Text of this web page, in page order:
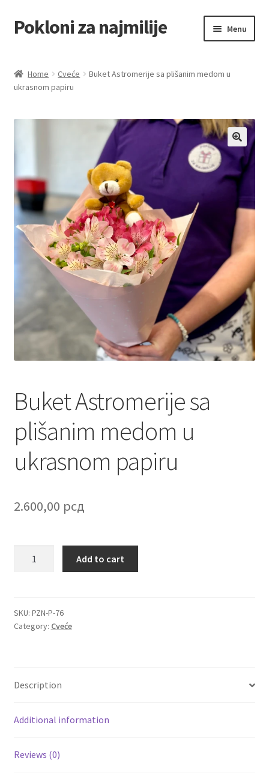
Skip
to
Skip
to
Pokloni za najmilije Menu
Akcija za dan zaljubljenih
Baloni
Blog
Čaj i kafa
Cart
Checkout
Cveće
Delivery
Destilati
FAQ
Igračke
Cvece
Destilati
Jack Daniel’s
Rakija
Home Cveće
Buket Astromerije sa plišanim medom u
ukrasnom papiru
Buket Astromerije sa
plišanim medom u
ukrasnom papiru
2.600,00 рсд
medom
u
Add to cart
SKU: PZN-P-76
Category: Cveće
Description
Additional information
Reviews (0)